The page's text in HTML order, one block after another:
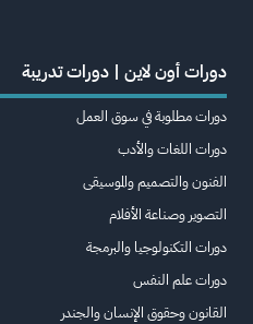
دورات أون لاين | دورات تدريبة
دورات مطلوبة في سوق العمل
دورات اللغات والأدب
الفنون والتصميم والموسيقى
التصوير وصناعة الأفلام
دورات التكنولوجيا والبرمجة
دورات علم النفس
القانون وحقوق الإنسان والجندر